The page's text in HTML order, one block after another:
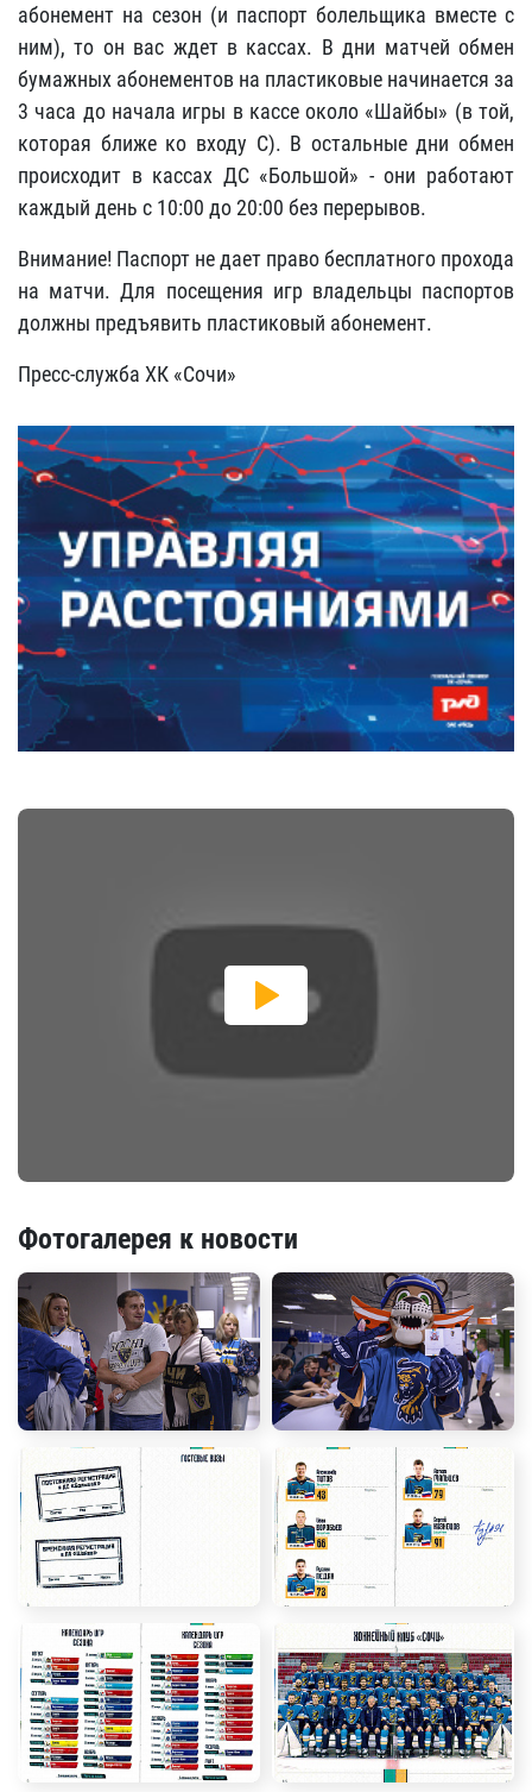
абонемент на сезон (и паспорт болельщика вместе с
ним), то он вас ждет в кассах. В дни матчей обмен
бумажных абонементов на пластиковые начинается за
3 часа до начала игры в кассе около «Шайбы» (в той,
которая ближе ко входу С). В остальные дни обмен
происходит в кассах ДС «Большой» - они работают
каждый день с 10:00 до 20:00 без перерывов.
Внимание! Паспорт не дает право бесплатного прохода
на матчи. Для посещения игр владельцы паспортов
должны предъявить пластиковый абонемент.
Пресс-служба ХК «Сочи»
Фотогалерея к новости